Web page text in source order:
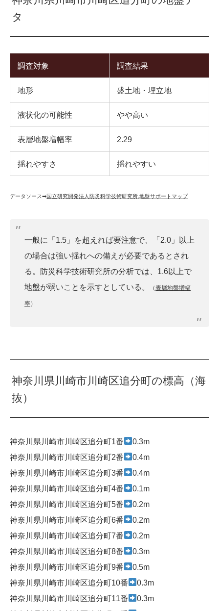
タ
調査対象 調査結果
地形 盛土地・埋立地
液状化の可能性 やや高い
表層地盤増幅率 2.29
揺れやすさ 揺れやすい
データソース➡︎国立研究開発法人防災科学技術研究所 地盤サポートマップ
一般に「1.5」を超えれば要注意で、「2.0」以上
の場合は強い揺れへの備えが必要であるとされ
る。防災科学技術研究所の分析では、1.6以上で
地盤が弱いことを示すとしている。
（表層地盤増幅
率）
神奈川県川崎市川崎区追分町の標高（海
抜）
神奈川県川崎市川崎区追分町1番
0.3m
神奈川県川崎市川崎区追分町2番
0.4m
神奈川県川崎市川崎区追分町3番
0.4m
神奈川県川崎市川崎区追分町4番
0.1m
神奈川県川崎市川崎区追分町5番
0.2m
神奈川県川崎市川崎区追分町6番
0.2m
神奈川県川崎市川崎区追分町7番
0.2m
神奈川県川崎市川崎区追分町8番
0.3m
神奈川県川崎市川崎区追分町9番
0.5m
神奈川県川崎市川崎区追分町10番
0.3m
神奈川県川崎市川崎区追分町11番
0.3m